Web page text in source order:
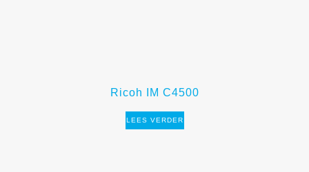
Ricoh IM C4500
LEES VERDER